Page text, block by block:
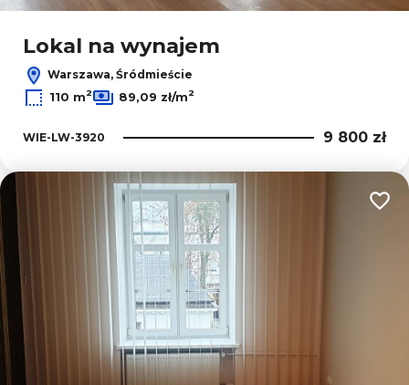
Lokal na wynajem
Warszawa, Śródmieście
110 m2 89,09 zł/m2
WIE-LW-3920 9 800 zł